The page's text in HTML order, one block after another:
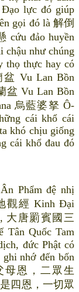
lực đó giúp
gọi đó là 解倒
cứu đảo huyền
chậu như chúng
thọ thực hay có
盆 Vu Lan Bồn
盆 Vu Lan Bồn
烏藍婆拏 Ô-
cái khổ cái
khó chịu giống
cái khổ đau đó
Phẩm đệ nhị
觀經 Kinh Đại
大唐罽賓國三
Quốc Tam
đức Phật có
nhớ đến bốn
母恩，二眾生
四恩，一切眾